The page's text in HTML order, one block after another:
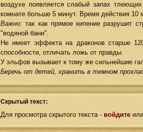
воздухе появляется слабый запах
комнате больше 5 минут. Время действия 10
Важно: так как прямое кипение разрушит
"водяной бани".
Не имеет эффекта на драконов старше
способности, отличать ложь от правды.
У эльфов вызывает к тому же сильнейшие
Беречь от детей, хранить в темном
Скрытый текст:
Для просмотра скрытого текста - войдите или